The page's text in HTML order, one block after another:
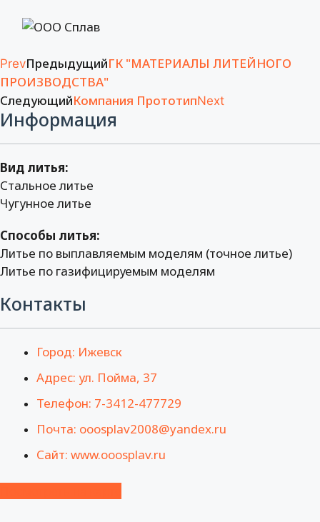
PrevПредыдущийГК "МАТЕРИАЛЫ ЛИТЕЙНОГО
ПРОИЗВОДСТВА"
СледующийКомпания ПрототипNext
Информация
Вид литья:
Стальное литье
Чугунное литье
Способы литья:
Литье по выплавляемым моделям (точное литье)
Литье по газифицируемым моделям
Контакты
Город: Ижевск
Адрес: ул. Пойма, 37
Телефон: 7-3412-477729
Почта: ooosplav2008@yandex.ru
Сайт: www.ooosplav.ru